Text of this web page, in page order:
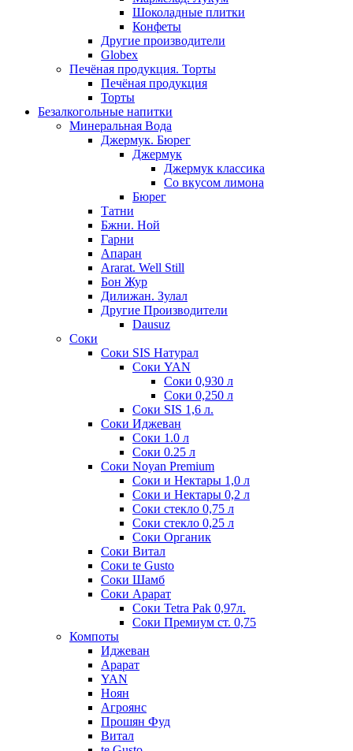
Шоколадные плитки
Конфеты
Другие производители
Globex
Печёная продукция. Торты
Печёная продукция
Торты
Безалкогольные напитки
Минеральная Вода
Джермук. Бюрег
Джермук
Джермук классика
Со вкусом лимона
Бюрег
Татни
Бжни. Ной
Гарни
Апаран
Ararat. Well Still
Бон Жур
Дилижан. Зулал
Другие Производители
Dausuz
Соки
Соки SIS Натурал
Соки YAN
Соки 0,930 л
Соки 0,250 л
Соки SIS 1,6 л.
Соки Иджеван
Соки 1.0 л
Соки 0.25 л
Соки Noyan Premium
Соки и Нектары 1,0 л
Соки и Нектары 0,2 л
Соки стекло 0,75 л
Соки стекло 0,25 л
Соки Органик
Соки Витал
Соки te Gusto
Соки Шамб
Соки Арарат
Соки Tetra Pak 0,97л.
Соки Премиум ст. 0,75
Компоты
Иджеван
Арарат
YAN
Ноян
Агроянс
Прошян Фуд
Витал